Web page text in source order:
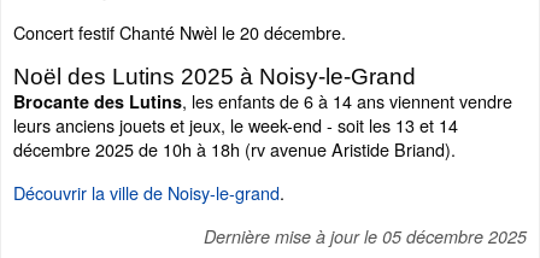
Concert festif Chanté Nwèl le 20 décembre.
Noël des Lutins 2025 à Noisy-le-Grand
Brocante des Lutins, les enfants de 6 à 14 ans viennent vendre
leurs anciens jouets et jeux, le week-end - soit les 13 et 14
décembre 2025 de 10h à 18h (rv avenue Aristide Briand).
Découvrir la ville de Noisy-le-grand.
Dernière mise à jour le 05 décembre 2025